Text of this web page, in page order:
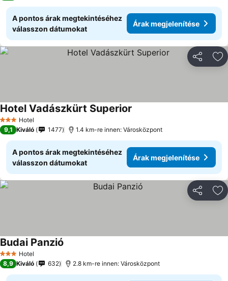
A pontos árak megtekintéséhez
válasszon dátumokat
Árak megjelenítése
3 Kategória
Hotel
Hotel Vadászkürt Superior
9,1 Kiváló 1477 1.4 km-re innen: Városközpont
A pontos árak megtekintéséhez
válasszon dátumokat
Árak megjelenítése
3 Kategória
Hotel
Budai Panzió
8,9 Kiváló 632 2.8 km-re innen: Városközpont